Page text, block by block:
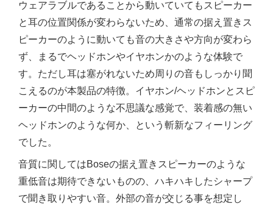
ウェアラブルであることから動いていてもスピーカー
と耳の位置関係が変わらないため、通常の据え置きス
ピーカーのように動いても音の大きさや方向が変わら
ず、まるでヘッドホンやイヤホンかのような体験で
す。ただし耳は塞がれないため周りの音もしっかり聞
こえるのが本製品の特徴。イヤホン/ヘッドホンとスピ
ーカーの中間のような不思議な感覚で、装着感の無い
ヘッドホンのような何か、という斬新なフィーリング
でした。
音質に関してはBoseの据え置きスピーカーのような
重低音は期待できないものの、ハキハキしたシャープ
で聞き取りやすい音。外部の音が交じる事を想定し